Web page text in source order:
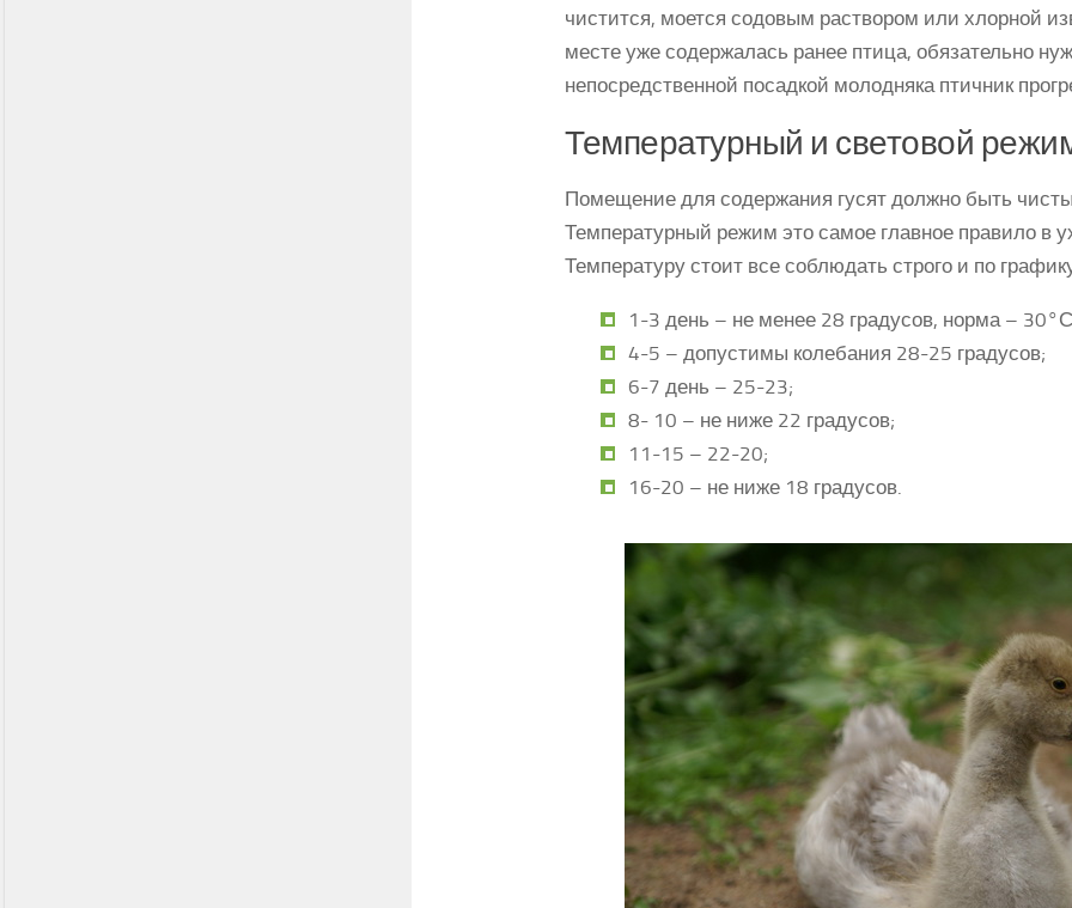
чистится, моется содовым раствором или хлорной
месте уже содержалась ранее птица, обязательно
непосредственной посадкой молодняка птичник
Температурный и световой
Помещение для содержания гусят должно быть
Температурный режим это самое главное правило в
Температуру стоит все соблюдать строго и по
1-3 день – не менее 28 градусов, норма –
4-5 – допустимы колебания 28-25 градусов;
6-7 день – 25-23;
8- 10 – не ниже 22 градусов;
11-15 – 22-20;
16-20 – не ниже 18 градусов.